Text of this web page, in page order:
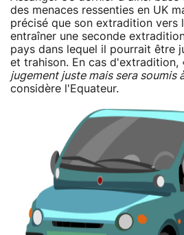
des menaces ressenties en UK
précisé que son extradition vers
entraîner une seconde
pays dans lequel il pourrait être
et trahison. En cas d'extradition,
jugement juste mais sera soumis
considère l'Equateur.